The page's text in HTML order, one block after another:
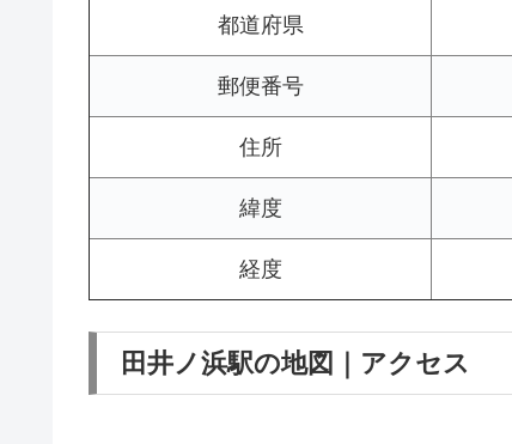
都道府県
郵便番号
住所
緯度
経度
田井ノ浜駅の地図｜アクセス